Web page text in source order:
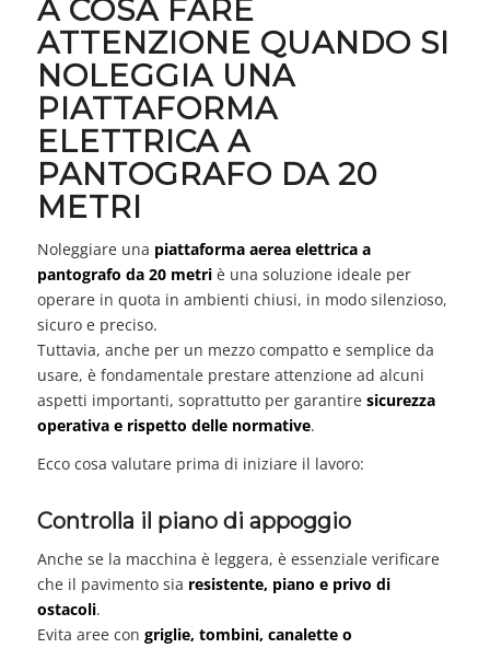
A COSA FARE
ATTENZIONE QUANDO SI
NOLEGGIA UNA
PIATTAFORMA
ELETTRICA A
PANTOGRAFO DA 20
METRI
Noleggiare una piattaforma aerea elettrica a
pantografo da 20 metriè una soluzione ideale per
operare in quota in ambienti chiusi, in modo silenzioso,
sicuro e preciso.
Tuttavia, anche per un mezzo compatto e semplice da
usare, è fondamentale prestare attenzione ad alcuni
aspetti importanti, soprattutto per garantire sicurezza
operativa e rispetto delle normative.
Ecco cosa valutare prima di iniziare il lavoro:
Controlla il piano di appoggio
Anche se la macchina è leggera, è essenziale verificare
che il pavimento sia resistente, piano e privo di
ostacoli.
Evita aree con griglie, tombini, canalette o